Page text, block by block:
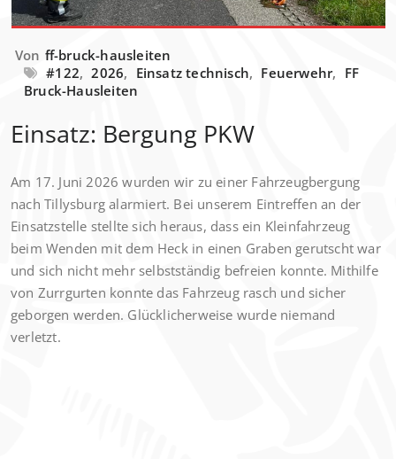
Von ff-bruck-hausleiten
#122, 2026, Einsatz technisch, Feuerwehr, FF
Bruck-Hausleiten
Einsatz: Bergung PKW
Am 17. Juni 2026 wurden wir zu einer Fahrzeugbergung
nach Tillysburg alarmiert. Bei unserem Eintreffen an der
Einsatzstelle stellte sich heraus, dass ein Kleinfahrzeug
beim Wenden mit dem Heck in einen Graben gerutscht war
und sich nicht mehr selbstständig befreien konnte. Mithilfe
von Zurrgurten konnte das Fahrzeug rasch und sicher
geborgen werden. Glücklicherweise wurde niemand
verletzt.